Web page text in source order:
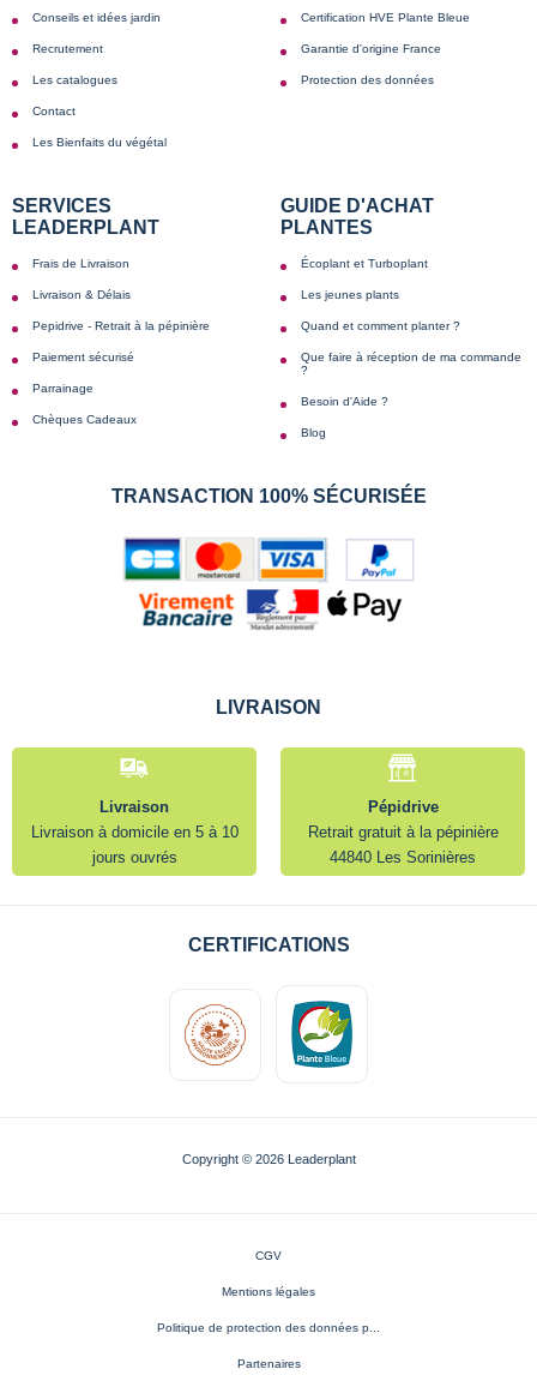
Conseils et idées jardin
Recrutement
Les catalogues
Contact
Les Bienfaits du végétal
Certification HVE Plante Bleue
Garantie d'origine France
Protection des données
SERVICES
LEADERPLANT
Frais de Livraison
Livraison & Délais
Pepidrive - Retrait à la pépinière
Paiement sécurisé
Parrainage
Chèques Cadeaux
GUIDE D'ACHAT
PLANTES
Écoplant et Turboplant
Les jeunes plants
Quand et comment planter ?
Que faire à réception de ma commande
?
Besoin d'Aide ?
Blog
TRANSACTION 100% SÉCURISÉE
LIVRAISON
Livraison
Livraison à domicile en 5 à 10
jours ouvrés
Pépidrive
Retrait gratuit à la pépinière
44840 Les Sorinières
CERTIFICATIONS
Copyright © 2026 Leaderplant
CGV
Mentions légales
Politique de protection des données p...
Partenaires